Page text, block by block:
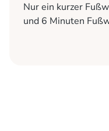
Nur ein kurzer
und 6 Minuten